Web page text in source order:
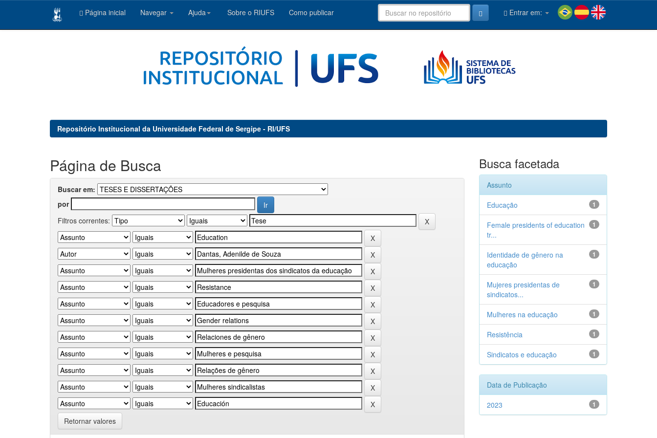
Página inicial Navegar Ajuda Sobre o RIUFS Como publicar Entrar em:
Repositório Institucional da Universidade Federal de Sergipe - RI/UFS
Página de Busca
Buscar em:
por
Filtros correntes:
Retornar valores
Busca facetada
Assunto
1
Educação
1
Female presidents of education
tr...
1
Identidade de gênero na
educação
1
Mujeres presidentas de
sindicatos...
1
Mulheres na educação
1
Resistência
1
Sindicatos e educação
Data de Publicação
1
2023